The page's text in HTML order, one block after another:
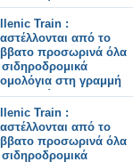
–
.
Train :
από το
προσωρινά όλα
στη γραμμή
–
.
Train :
από το
προσωρινά όλα